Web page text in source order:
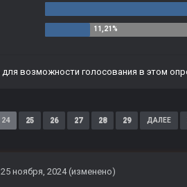
для возможности голосования в этом
24 25 26 27 28 29 ДАЛЕЕ
25 ноября, 2024 (изменено)